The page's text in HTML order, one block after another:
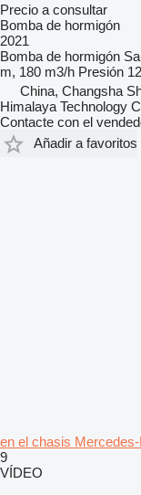
Precio a consultar
Bomba de hormigón
2021
Bomba de hormigón
m, 180 m3/h Presión
China, Changsha
Himalaya Technology
Contacte con el
Añadir a favoritos
en el chasis
9
VÍDEO